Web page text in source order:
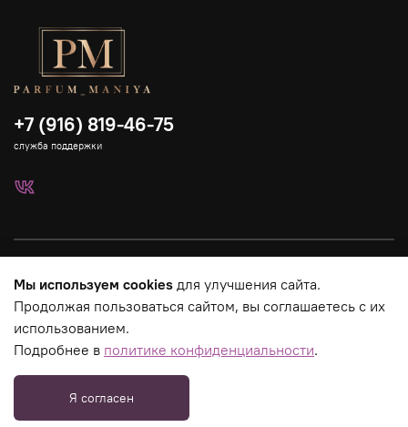
Страницы магазина
Юридическая информация
+7 (916) 819-46-75
служба поддержки
Мы используем cookies для улучшения сайта.
Продолжая пользоваться сайтом, вы соглашаетесь с их
использованием.
Подробнее в политике конфиденциальности.
Я согласен